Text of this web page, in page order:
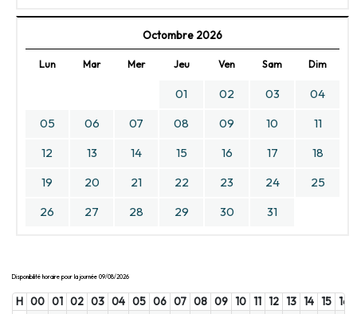
Octombre 2026
Lun Mar Mer Jeu Ven Sam Dim
01 02 03
04
05
06 07 08 09 10
11
12
13 14 15 16 17
18
19
20 21 22 23 24
25
26
27 28 29 30 31
Disponibilité horaire pour la journée 09/08/2026
H 00 01 02 03 04 05 06 07 08 09 10 11 12 13 14 15 16